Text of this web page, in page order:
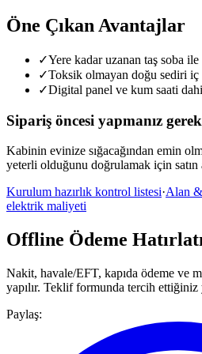
Öne Çıkan Avantajlar
✓Yere kadar uzanan taş soba ile
✓Toksik olmayan doğu sediri iç
✓Digital panel ve kum saati
Sipariş öncesi yapmanız
Kabinin evinize sığacağından emin
yeterli olduğunu doğrulamak için
Kurulum hazırlık kontrol listesi·Alan &
elektrik maliyeti
Offline Ödeme
Nakit, havale/EFT, kapıda ödeme ve
yapılır. Teklif formunda tercih ettiğiniz
Paylaş: